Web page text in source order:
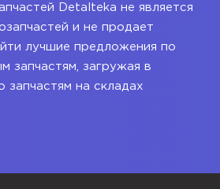
Detalteka не является
и не продает
лучшие предложения по
запчастям, загружая в
запчастям на складах